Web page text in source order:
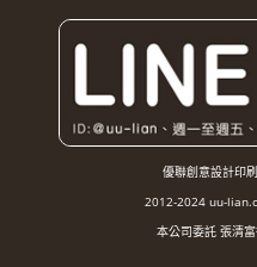
優聯創意設計印
2012-2024 uu-
本公司委託 張清